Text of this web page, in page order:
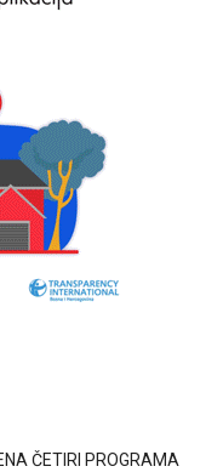
ČETIRI PROGRAMA